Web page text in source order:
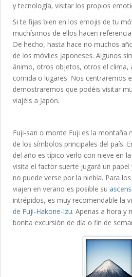
y tecnología, visitar los propios
Si te fijas bien en los emojis de tu
muchísimos de ellos hacen
De hecho, hasta hace no muchos
de los móviles japoneses. Algunos
ánimo, otros objetos, otros el clima,
comida o lugares. Nos centraremos
demostraremos que podéis visitar
viajéis a Japón.
Fuji-san o monte Fuji es la montaña
de los símbolos principales del país.
del año es típico verlo con nieve en
visita el factor suerte jugará un papel
no puede verse por la niebla. Para
viajen en verano es posible su
intrépidos, es muy recomendable la
de Fuji-Hakone-Izu. Apenas a hora y
bonita excursión de día o fin de